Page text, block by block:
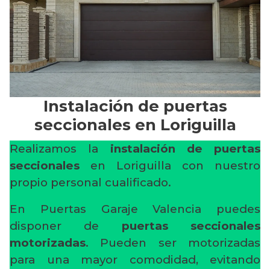
Instalación de puertas
seccionales en Loriguilla
Realizamos la instalación de puertas
seccionales en Loriguilla con nuestro
propio personal cualificado.
En Puertas Garaje Valencia puedes
disponer de puertas seccionales
motorizadas. Pueden ser motorizadas
para una mayor comodidad, evitando